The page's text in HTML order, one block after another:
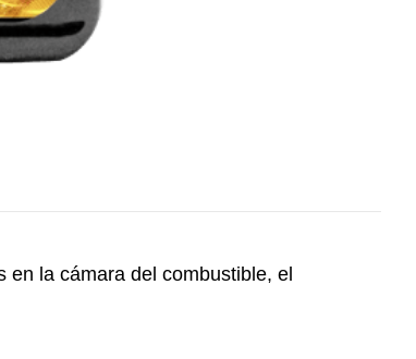
en la cámara del combustible, el